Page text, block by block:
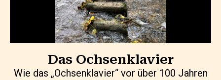
Das Ochsenklavier
Wie das „Ochsenklavier“ vor über 100 Jahren